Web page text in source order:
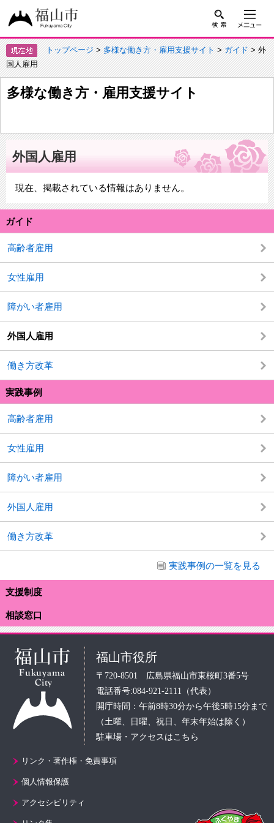
トップページ>多様な働き方・雇用支援サイト>ガイド> 外
国人雇用
多様な働き方・雇用支援サイト
ガイド
高齢者雇用
女性雇用
障がい者雇用
外国人雇用
働き方改革
実践事例
高齢者雇用
女性雇用
障がい者雇用
外国人雇用
働き方改革
実践事例の一覧を見る
支援制度
相談窓口
外国人雇用
現在、掲載されている情報はありません。
福山市役所
〒720-8501 広島県福山市東桜町3番5号
電話番号:084-921-2111（代表）
開庁時間：午前8時30分から午後5時15分まで
（土曜、日曜、祝日、年末年始は除く）
駐車場・アクセスはこちら
リンク・著作権・免責事項
個人情報保護
アクセシビリティ